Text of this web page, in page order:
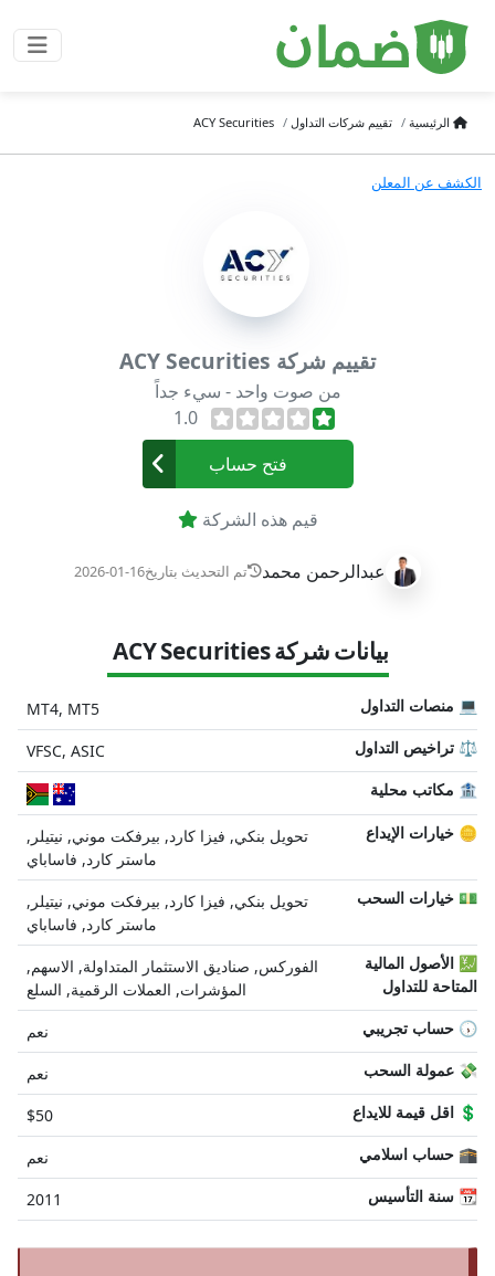
الرئيسية تقييم شركات التداول ACY Securities
الكشف عن المعلن
تقييم شركة ACY Securities
من صوت واحد - سيء جداً
1.0
عبدالرحمن محمد تم التحديث بتاريخ2026-01-16
فتح حساب
قيم هذه الشركة
بيانات شركة ACY Securities
MT4, MT5 💻 منصات التداول
VFSC, ASIC
⚖️ تراخيص التداول
🏦 مكاتب محلية
تحويل بنكي, فيزا كارد, بيرفكت موني, نيتيلر,
ماستر كارد, فاساباي
🪙 خيارات الإيداع
تحويل بنكي, فيزا كارد, بيرفكت موني, نيتيلر,
ماستر كارد, فاساباي
💵 خيارات السحب
الفوركس, صناديق الاستثمار المتداولة, الاسهم,
المؤشرات, العملات الرقمية, السلع
💹 الأصول المالية
المتاحة للتداول
نعم 🕠 حساب تجريبي
نعم 💸 عمولة السحب
$50 💲 اقل قيمة للايداع
نعم 🕋 حساب اسلامي
2011 📆 سنة التأسيس